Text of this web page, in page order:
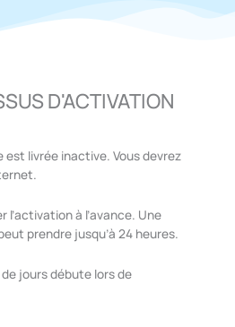
D'ACTIVATION
livrée inactive. Vous devrez
l’activation à l’avance. Une
prendre jusqu’à 24 heures.
jours débute lors de